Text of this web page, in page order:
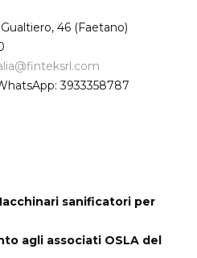
46 (Faetano)
3933358787
sanificatori per
agli associati OSLA del